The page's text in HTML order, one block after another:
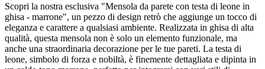
Scopri la nostra esclusiva "Mensola da parete con testa di leone in
ghisa - marrone", un pezzo di design retrò che aggiunge un tocco di
eleganza e carattere a qualsiasi ambiente. Realizzata in ghisa di alta
qualità, questa mensola non è solo un elemento funzionale, ma
anche una straordinaria decorazione per le tue pareti. La testa di
leone, simbolo di forza e nobiltà, è finemente dettagliata e dipinta in